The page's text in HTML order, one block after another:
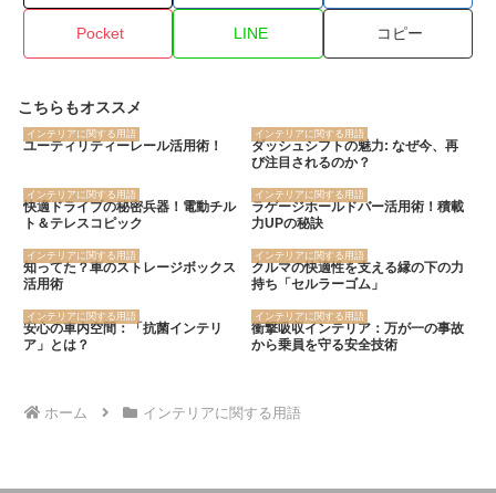
Pocket LINE コピー
こちらもオススメ
インテリアに関する用語
ユーティリティーレール活用術！
インテリアに関する用語
ダッシュシフトの魅力: なぜ今、再
び注目されるのか？
インテリアに関する用語
快適ドライブの秘密兵器！電動チル
ト＆テレスコピック
インテリアに関する用語
ラゲージホールドバー活用術！積載
力UPの秘訣
インテリアに関する用語
知ってた？車のストレージボックス
活用術
インテリアに関する用語
クルマの快適性を支える縁の下の力
持ち「セルラーゴム」
インテリアに関する用語
安心の車内空間：「抗菌インテリ
ア」とは？
インテリアに関する用語
衝撃吸収インテリア：万が一の事故
から乗員を守る安全技術
ホーム インテリアに関する用語